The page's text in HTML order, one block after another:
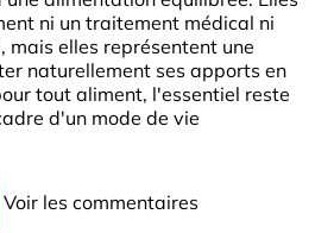
ni un traitement médical ni
mais elles représentent une
naturellement ses apports en
tout aliment, l'essentiel reste
d'un mode de vie
WhatsApp
Voir les commentaires